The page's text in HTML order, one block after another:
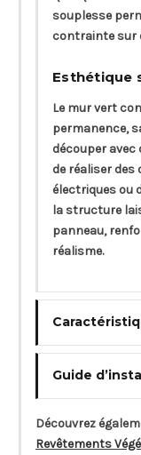
souplesse
contrainte sur
Esthétique
Le mur vert
permanence,
découper
de réaliser
électriques ou
la structure
panneau,
réalisme.
Guide
Découvrez
Revêtements